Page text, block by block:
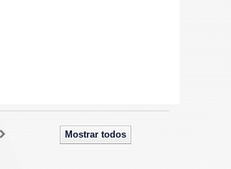
Mostrar todos